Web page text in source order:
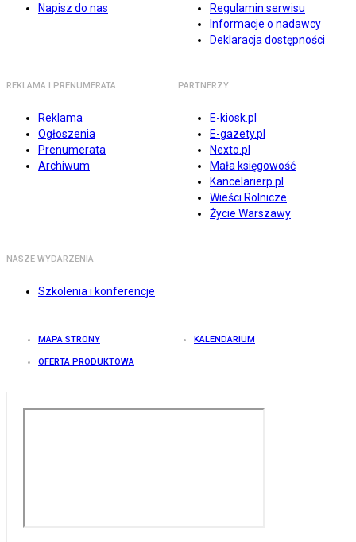
Napisz do nas
Regulamin serwisu
Informacje o nadawcy
Deklaracja dostępności
REKLAMA I PRENUMERATA
Reklama
Ogłoszenia
Prenumerata
Archiwum
PARTNERZY
E-kiosk.pl
E-gazety.pl
Nexto.pl
Mała księgowość
Kancelarierp.pl
Wieści Rolnicze
Życie Warszawy
NASZE WYDARZENIA
Szkolenia i konferencje
MAPA STRONY KALENDARIUM
OFERTA PRODUKTOWA